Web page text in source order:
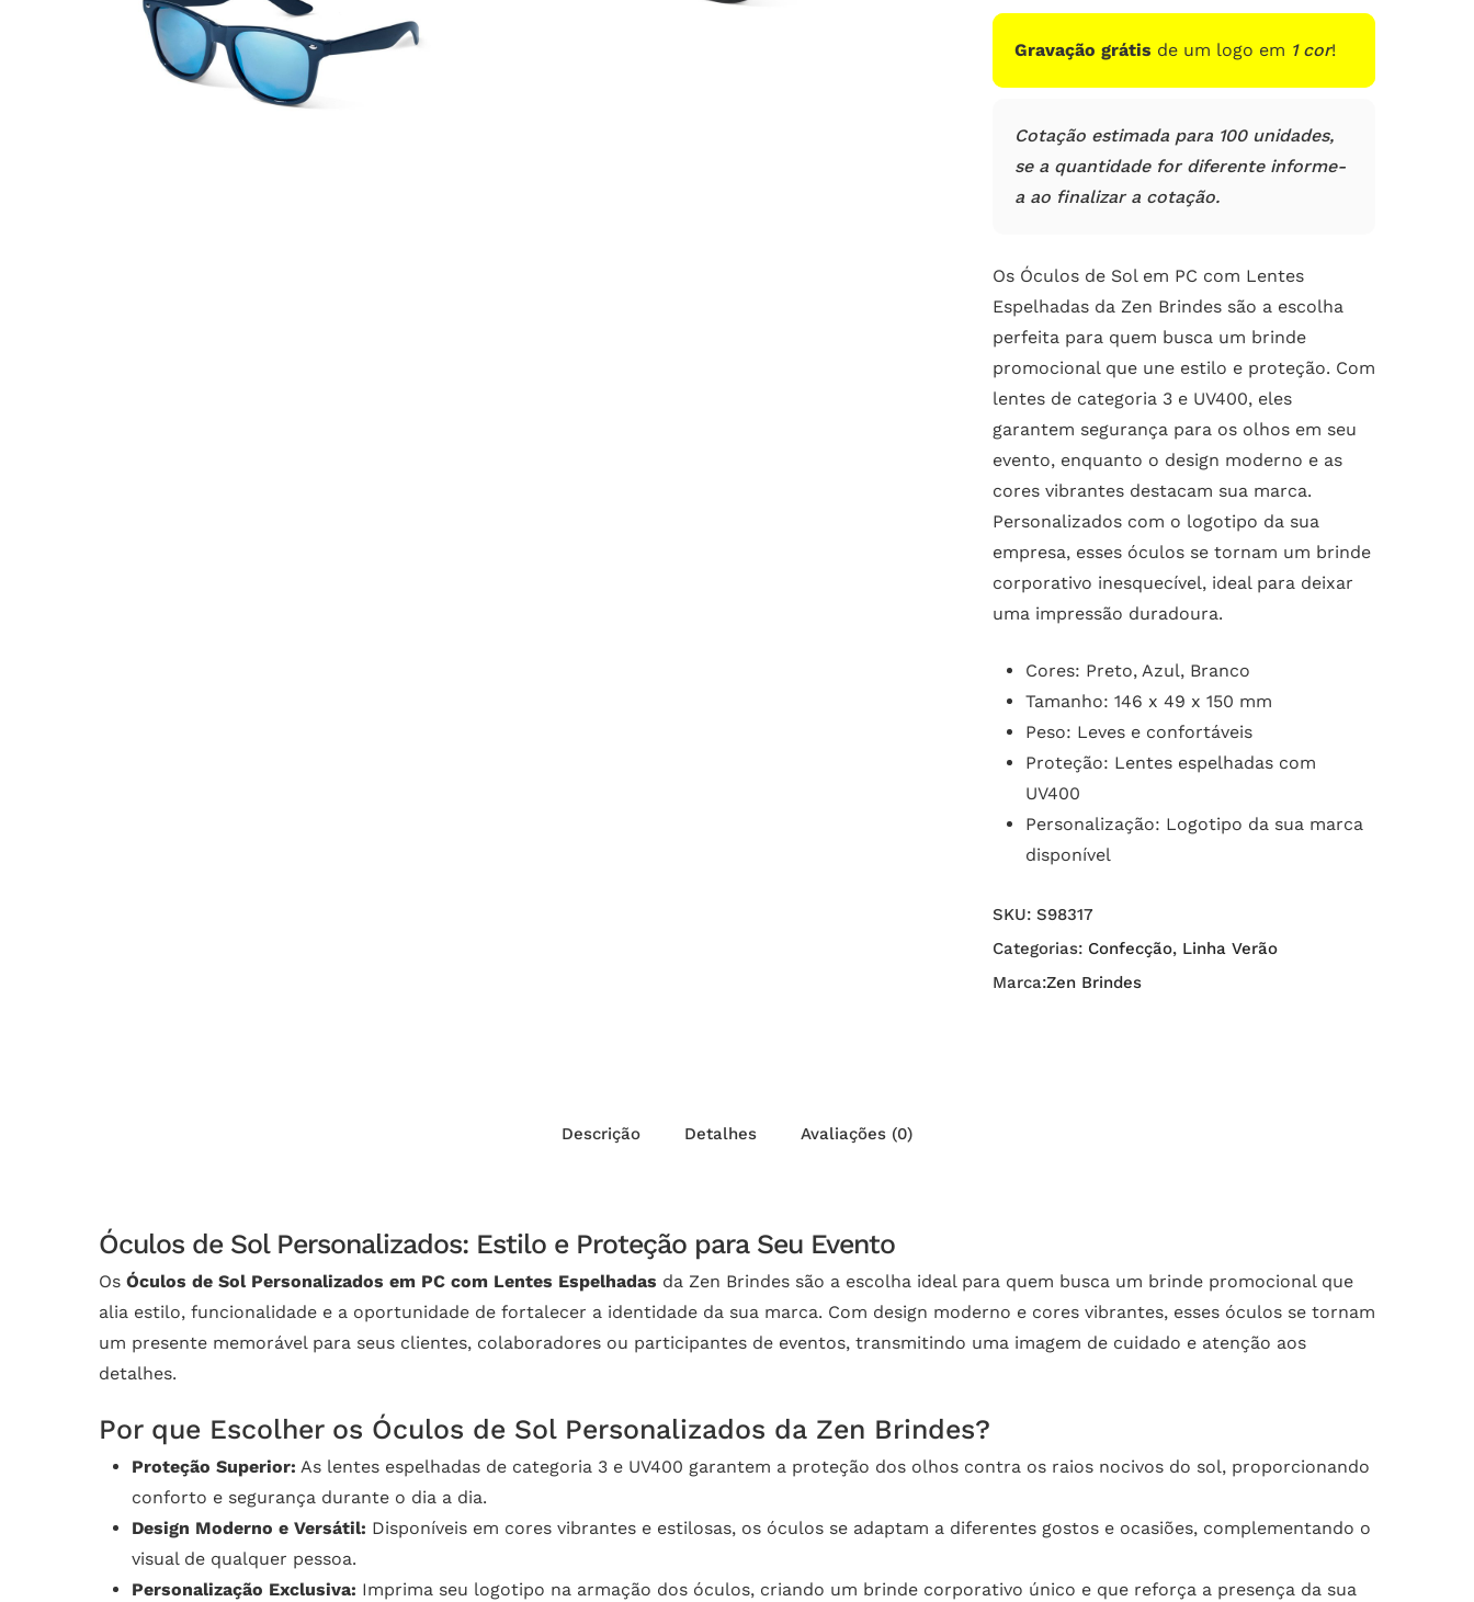
Gravação grátis de um logo em 1 cor!
Cotação estimada para 100 unidades,
se a quantidade for diferente informe-
a ao finalizar a cotação.
Os Óculos de Sol em PC com Lentes
Espelhadas da Zen Brindes são a escolha
perfeita para quem busca um brinde
promocional que une estilo e proteção. Com
lentes de categoria 3 e UV400, eles
garantem segurança para os olhos em seu
evento, enquanto o design moderno e as
cores vibrantes destacam sua marca.
Personalizados com o logotipo da sua
empresa, esses óculos se tornam um brinde
corporativo inesquecível, ideal para deixar
uma impressão duradoura.
Cores: Preto, Azul, Branco
Tamanho: 146 x 49 x 150 mm
Peso: Leves e confortáveis
Proteção: Lentes espelhadas com
UV400
Personalização: Logotipo da sua marca
disponível
SKU: S98317
Categorias: Confecção, Linha Verão
Marca:Zen Brindes
Descrição Detalhes Avaliações (0)
Óculos de Sol Personalizados: Estilo e Proteção para Seu Evento
Os Óculos de Sol Personalizados em PC com Lentes Espelhadas da Zen Brindes são a escolha ideal para quem busca um brinde promocional que
alia estilo, funcionalidade e a oportunidade de fortalecer a identidade da sua marca. Com design moderno e cores vibrantes, esses óculos se tornam
um presente memorável para seus clientes, colaboradores ou participantes de eventos, transmitindo uma imagem de cuidado e atenção aos
detalhes.
Por que Escolher os Óculos de Sol Personalizados da Zen Brindes?
Proteção Superior: As lentes espelhadas de categoria 3 e UV400 garantem a proteção dos olhos contra os raios nocivos do sol, proporcionando
conforto e segurança durante o dia a dia.
Design Moderno e Versátil: Disponíveis em cores vibrantes e estilosas, os óculos se adaptam a diferentes gostos e ocasiões, complementando o
visual de qualquer pessoa.
Personalização Exclusiva: Imprima seu logotipo na armação dos óculos, criando um brinde corporativo único e que reforça a presença da sua